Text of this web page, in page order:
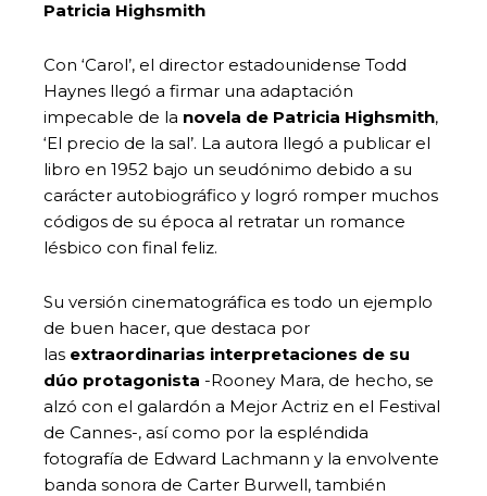
Patricia Highsmith
Con ‘Carol’, el director estadounidense Todd
Haynes llegó a firmar una adaptación
impecable de la novela de Patricia Highsmith,
‘El precio de la sal’. La autora llegó a publicar el
libro en 1952 bajo un seudónimo debido a su
carácter autobiográfico y logró romper muchos
códigos de su época al retratar un romance
lésbico con final feliz.
Su versión cinematográfica es todo un ejemplo
de buen hacer, que destaca por
las extraordinarias interpretaciones de su
dúo protagonista -Rooney Mara, de hecho, se
alzó con el galardón a Mejor Actriz en el Festival
de Cannes-, así como por la espléndida
fotografía de Edward Lachmann y la envolvente
banda sonora de Carter Burwell, también